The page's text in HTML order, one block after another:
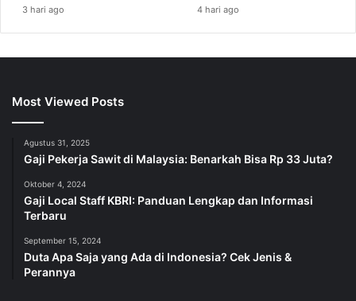
3 hari ago 4 hari ago
Most Viewed Posts
Agustus 31, 2025
Gaji Pekerja Sawit di Malaysia: Benarkah Bisa Rp 33 Juta?
Oktober 4, 2024
Gaji Local Staff KBRI: Panduan Lengkap dan Informasi
Terbaru
September 15, 2024
Duta Apa Saja yang Ada di Indonesia? Cek Jenis &
Perannya